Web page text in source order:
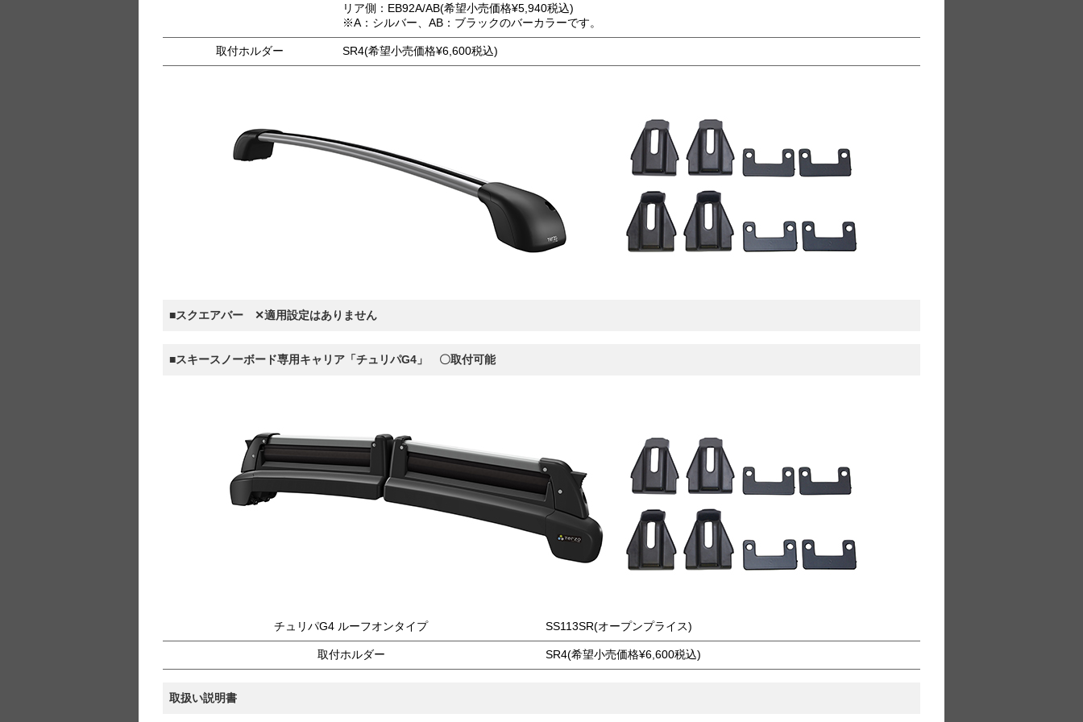
リア側：EB92A/AB(希望小売価格¥5,940税込)
※A：シルバー、AB：ブラックのバーカラーです。
取付ホルダー SR4(希望小売価格¥6,600税込)
■スクエアバー ✕適用設定はありません
■スキースノーボード専用キャリア「チュリパG4」 〇取付可能
チュリパG4 ルーフオンタイプ SS113SR(オープンプライス)
取付ホルダー SR4(希望小売価格¥6,600税込)
取扱い説明書